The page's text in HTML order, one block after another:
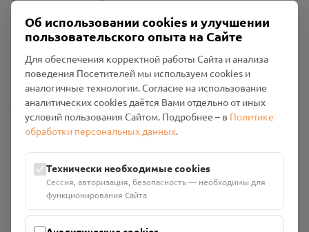
Политика конфиденциальности
Промо-материалы
Настройки cookies
Общество с ограниченной ответственностью «Смоленский
Проект Помним»
ИНН: 6700029207 ОГРН: 1256700001986
Юридический адрес: 216790, Смоленская область, р-н
Руднянский, г. Рудня, улица Западная, д. 26А, пом. 18
Номер счёта: 40702810901130004287 в АО "АЛЬФА-БАНК"
Об использовании cookies и улучшении
пользовательского опыта на Сайте
Для обеспечения корректной работы Сайта и анализа
поведения Посетителей мы используем cookies и
аналогичные технологии. Согласие на использование
аналитических cookies даётся Вами отдельно от иных
условий пользования Сайтом. Подробнее – в Политике
обработки персональных данных.
Технически необходимые cookies
Сессия, авторизация, безопасность — необходимы для
функционирования Сайта